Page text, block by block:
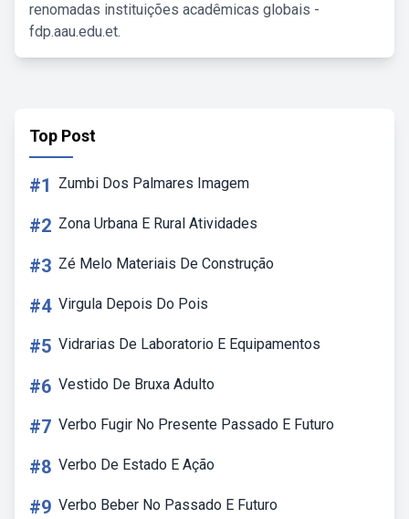
renomadas instituições acadêmicas globais -
fdp.aau.edu.et.
Top Post
#1 Zumbi Dos Palmares Imagem
#2 Zona Urbana E Rural Atividades
#3 Zé Melo Materiais De Construção
#4 Virgula Depois Do Pois
#5 Vidrarias De Laboratorio E Equipamentos
#6 Vestido De Bruxa Adulto
#7 Verbo Fugir No Presente Passado E Futuro
#8 Verbo De Estado E Ação
#9 Verbo Beber No Passado E Futuro